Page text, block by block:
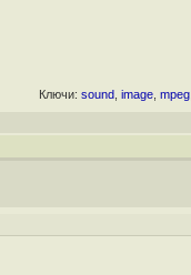
Ключи: sound image mpeg